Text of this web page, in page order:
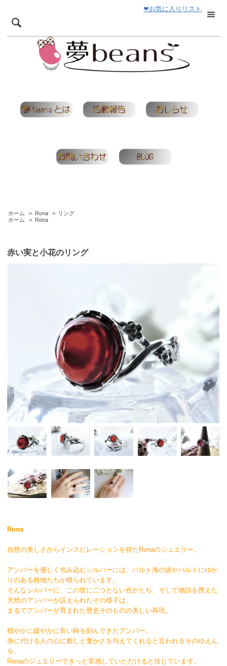
❤お気に入りリスト
ホーム > Rona > リング
ホーム
> Rona
赤い実と小花のリング
Rona
自然の美しさからインスピレーションを得たRonaのジュエリー。
アンバーを優しく包み込むシルバーには、バルト海の波やバルトにゆか
りのある植物たちが模られています。
そんなシルバーに、この世に二つとない色かたち、そして物語を携えた
天然のアンバーが設えられたその様子は、
まるでアンバーが育まれた歴史そのものの美しい再現。
穏やかに緩やかに長い時を刻んできたアンバー。
身に付ける人の心に癒しと豊かさを与えてくれると言われるそのゆえん
を、
Ronaのジュエリーできっと実感していただけると信じています。